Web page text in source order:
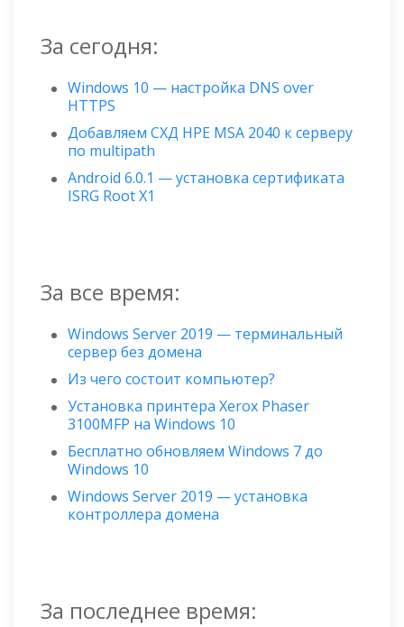
За сегодня:
Windows 10 — настройка DNS over
HTTPS
Добавляем СХД HPE MSA 2040 к серверу
по multipath
Android 6.0.1 — установка сертификата
ISRG Root X1
За все время:
Windows Server 2019 — терминальный
сервер без домена
Из чего состоит компьютер?
Установка принтера Xerox Phaser
3100MFP на Windows 10
Бесплатно обновляем Windows 7 до
Windows 10
Windows Server 2019 — установка
контроллера домена
За последнее время: